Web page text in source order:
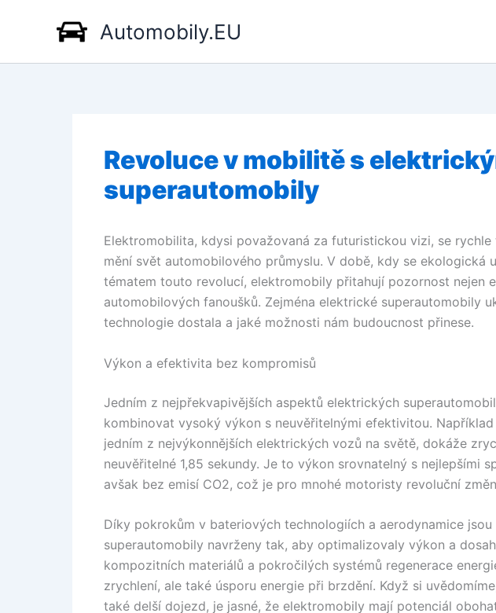
Automobily.EU
Revoluce v mobilitě s
superautomobily
Elektromobilita, kdysi považovaná za futuristickou vizi, se
mění svět automobilového průmyslu. V době, kdy se ekologická
tématem touto revolucí, elektromobily přitahují pozornost nejen
automobilových fanoušků. Zejména elektrické superautomobily
technologie dostala a jaké možnosti nám budoucnost přinese.
Výkon a efektivita bez kompromisů
Jedním z nejpřekvapivějších aspektů elektrických
kombinovat vysoký výkon s neuvěřitelnými efektivitou. Například
jedním z nejvýkonnějších elektrických vozů na světě, dokáže
neuvěřitelné 1,85 sekundy. Je to výkon srovnatelný s nejlepšími
avšak bez emisí CO2, což je pro mnohé motoristy revoluční
Díky pokrokům v bateriových technologiích a aerodynamice
superautomobily navrženy tak, aby optimalizovaly výkon a
kompozitních materiálů a pokročilých systémů regenerace
zrychlení, ale také úsporu energie při brzdění. Když si
také delší dojezd, je jasné, že elektromobily mají potenciál